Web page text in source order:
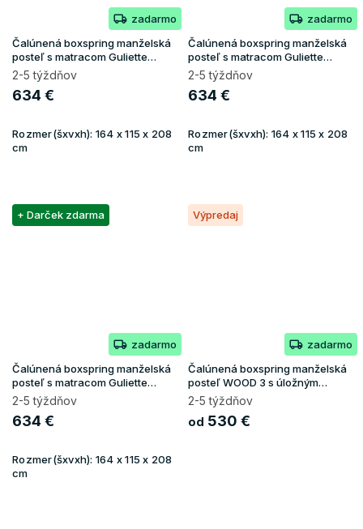
zadarmo
Čalúnená boxspring manželská
posteľ s matracom Guliette
160x200 - čierna
2-5 týždňov
634 €
Rozmer(šxvxh): 164 x 115 x 208
cm
zadarmo
Čalúnená boxspring manželská
posteľ s matracom Guliette
160x200 - tmavomodrá
2-5 týždňov
634 €
Rozmer(šxvxh): 164 x 115 x 208
cm
+ Darček zdarma
zadarmo
Čalúnená boxspring manželská
posteľ s matracom Guliette
160x200 - zelená
2-5 týždňov
634 €
Rozmer(šxvxh): 164 x 115 x 208
cm
Výpredaj
zadarmo
Čalúnená boxspring manželská
posteľ WOOD 3 s úložným
priestorom - čierna Kronos
2-5 týždňov
od 530 €